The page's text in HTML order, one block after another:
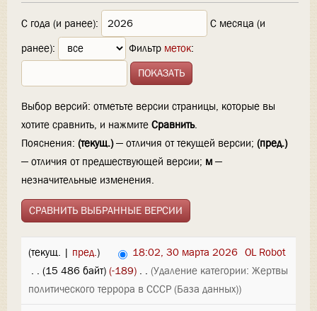
С года (и ранее):
С месяца (и
ранее):
Фильтр меток:
Выбор версий: отметьте версии страницы, которые вы
хотите сравнить, и нажмите Сравнить.
Пояснения: (текущ.)— отличия от текущей версии; (пред.)
— отличия от предшествующей версии; м —
незначительные изменения.
(текущ. | пред.) 18:02, 30 марта 2026 OL Robot
. . (15 486 байт) (-189) . . (Удаление категории: Жертвы
политического террора в СССР (База данных))